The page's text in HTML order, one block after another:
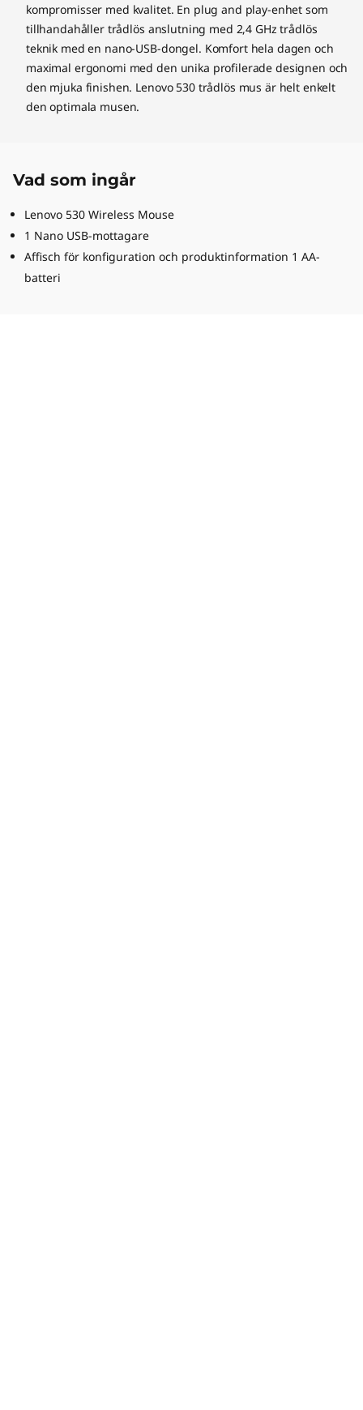
kompromisser med kvalitet. En plug and play-enhet som
tillhandahåller trådlös anslutning med 2,4 GHz trådlös
teknik med en nano-USB-dongel. Komfort hela dagen och
maximal ergonomi med den unika profilerade designen och
den mjuka finishen. Lenovo 530 trådlös mus är helt enkelt
den optimala musen.
Vad som ingår
Lenovo 530 Wireless Mouse
1 Nano USB-mottagare
Affisch för konfiguration och produktinformation 1 AA-
batteri